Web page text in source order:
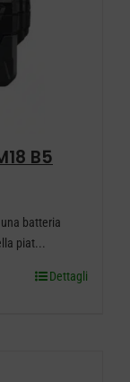
B5
batteria
piat...
Dettagli